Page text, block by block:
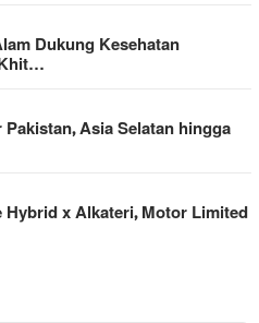
Dukung Kesehatan
Asia Selatan hingga
Hybrid x Alkateri, Motor Limited